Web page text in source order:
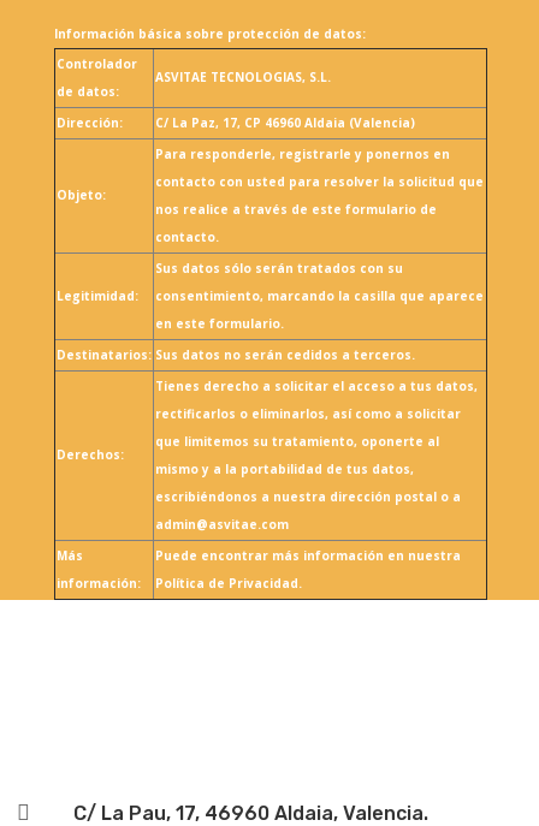
Información básica sobre protección de datos:
Controlador
de datos:
ASVITAE TECNOLOGIAS, S.L.
Dirección: C/ La Paz, 17, CP 46960 Aldaia (Valencia)
Objeto:
Para responderle, registrarle y ponernos en
contacto con usted para resolver la solicitud que
nos realice a través de este formulario de
contacto.
Legitimidad:
Sus datos sólo serán tratados con su
consentimiento, marcando la casilla que aparece
en este formulario.
Destinatarios: Sus datos no serán cedidos a terceros.
Derechos:
Tienes derecho a solicitar el acceso a tus datos,
rectificarlos o eliminarlos, así como a solicitar
que limitemos su tratamiento, oponerte al
mismo y a la portabilidad de tus datos,
escribiéndonos a nuestra dirección postal o a
admin@asvitae.com
Más
información:
Puede encontrar más información en nuestra
Política de Privacidad.
 C/ La Pau, 17, 46960 Aldaia, Valencia.